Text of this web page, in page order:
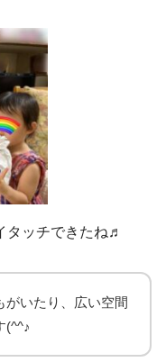
タッチできたね♬
がいたり、広い空間
(^^♪